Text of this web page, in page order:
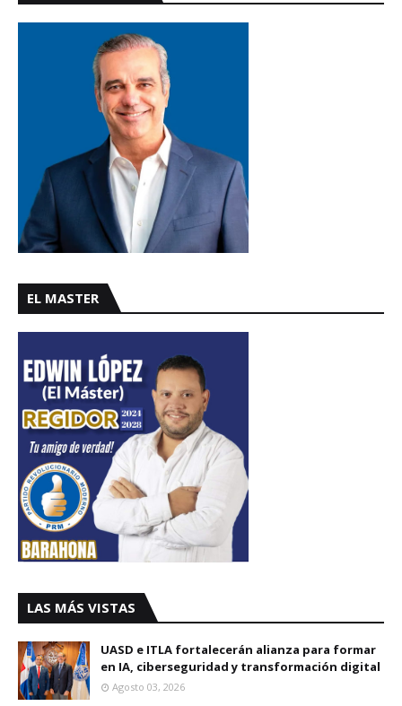
EL MASTER
LAS MÁS VISTAS
UASD e ITLA fortalecerán alianza para formar
en IA, ciberseguridad y transformación digital
Agosto 03, 2026